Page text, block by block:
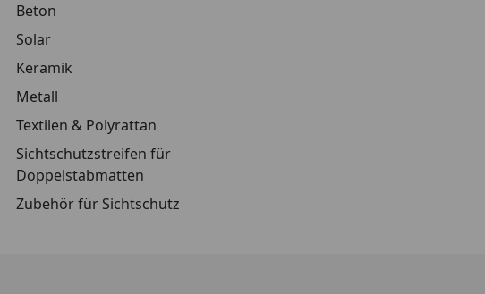
Beton
Solar
Keramik
Metall
Textilen & Polyrattan
Sichtschutzstreifen für
Doppelstabmatten
Zubehör für Sichtschutz